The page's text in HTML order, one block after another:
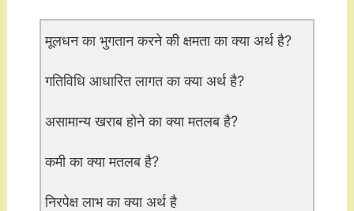
मूलधन का भुगतान करने की क्षमता का क्या अर्थ है?
गतिविधि आधारित लागत का क्या अर्थ है?
असामान्य खराब होने का क्या मतलब है?
कमी का क्या मतलब है?
निरपेक्ष लाभ का क्या अर्थ है